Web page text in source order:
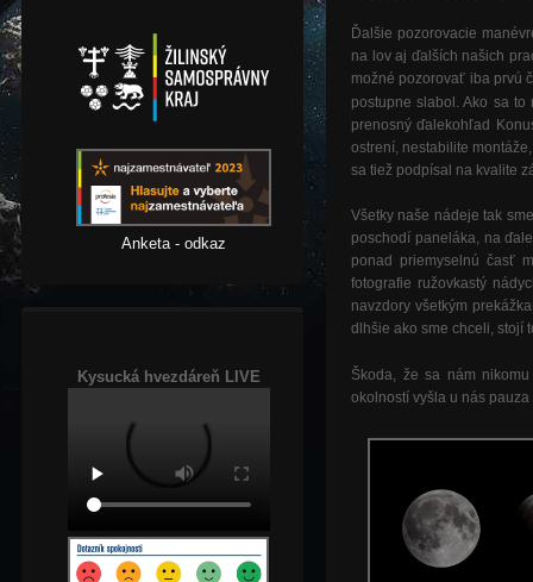
Anketa - odkaz
Kysucká hvezdáreň LIVE
Ďalšie pozorovacie
na lov aj ďalších našich
možné pozorovať iba prvú
postupne slabol. Ako sa
prenosný ďalekohľad
ostrení, nestabilite
sa tiež podpísal na kvalite
Všetky naše nádeje tak
poschodí paneláka, na
ponad priemyselnú časť
fotografie ružovkastý
navzdory všetkým
dlhšie ako sme chceli, stojí
Škoda, že sa nám
okolností vyšla u nás